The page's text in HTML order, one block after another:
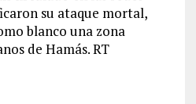
su ataque mortal,
blanco una zona
de Hamás. RT